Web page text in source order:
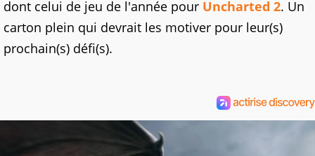
dont celui de jeu de l'année pour Uncharted 2. Un
carton plein qui devrait les motiver pour leur(s)
prochain(s) défi(s).